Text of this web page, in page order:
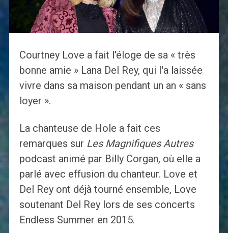
Courtney Love a fait l'éloge de sa « très
bonne amie » Lana Del Rey, qui l'a laissée
vivre dans sa maison pendant un an « sans
loyer ».
La chanteuse de Hole a fait ces
remarques sur Les Magnifiques Autres
podcast animé par Billy Corgan, où elle a
parlé avec effusion du chanteur. Love et
Del Rey ont déjà tourné ensemble, Love
soutenant Del Rey lors de ses concerts
Endless Summer en 2015.